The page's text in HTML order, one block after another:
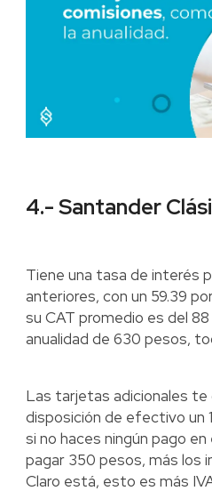
4.- Santander
Tiene una tasa de interés
anteriores, con un 59.39
su CAT promedio es del
anualidad de 630 pesos,
Las tarjetas adicionales te
disposición de efectivo un
si no haces ningún pago
pagar 350 pesos, más los
Claro está, esto es más